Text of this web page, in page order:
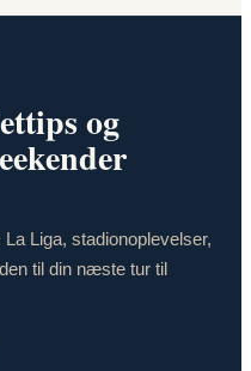
og
Liga, stadionoplevelser,
til din næste tur til